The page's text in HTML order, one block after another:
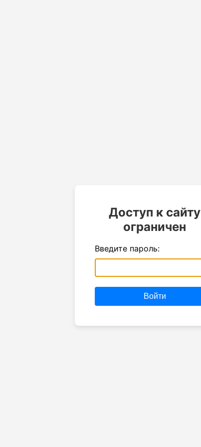
Доступ к сайту
ограничен
Введите пароль:
Войти